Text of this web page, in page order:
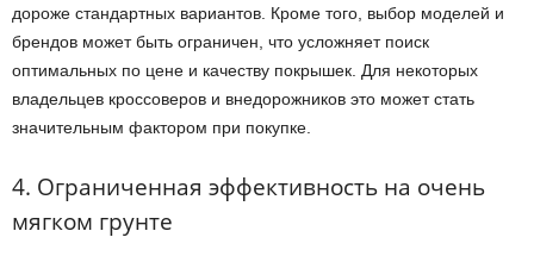
дороже стандартных вариантов. Кроме того, выбор моделей и
брендов может быть ограничен, что усложняет поиск
оптимальных по цене и качеству покрышек. Для некоторых
владельцев кроссоверов и внедорожников это может стать
значительным фактором при покупке.
4. Ограниченная эффективность на очень
мягком грунте